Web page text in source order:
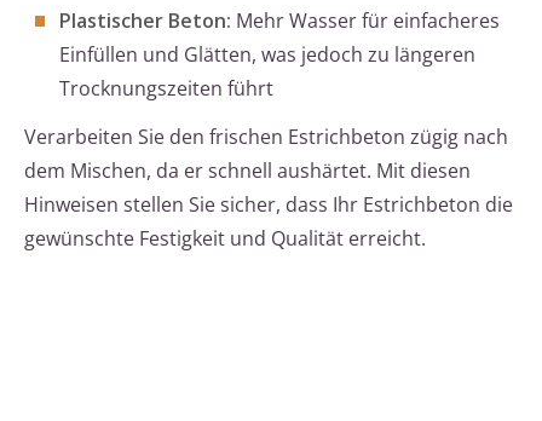
Plastischer Beton: Mehr Wasser für einfacheres
Einfüllen und Glätten, was jedoch zu längeren
Trocknungszeiten führt
Verarbeiten Sie den frischen Estrichbeton zügig nach
dem Mischen, da er schnell aushärtet. Mit diesen
Hinweisen stellen Sie sicher, dass Ihr Estrichbeton die
gewünschte Festigkeit und Qualität erreicht.